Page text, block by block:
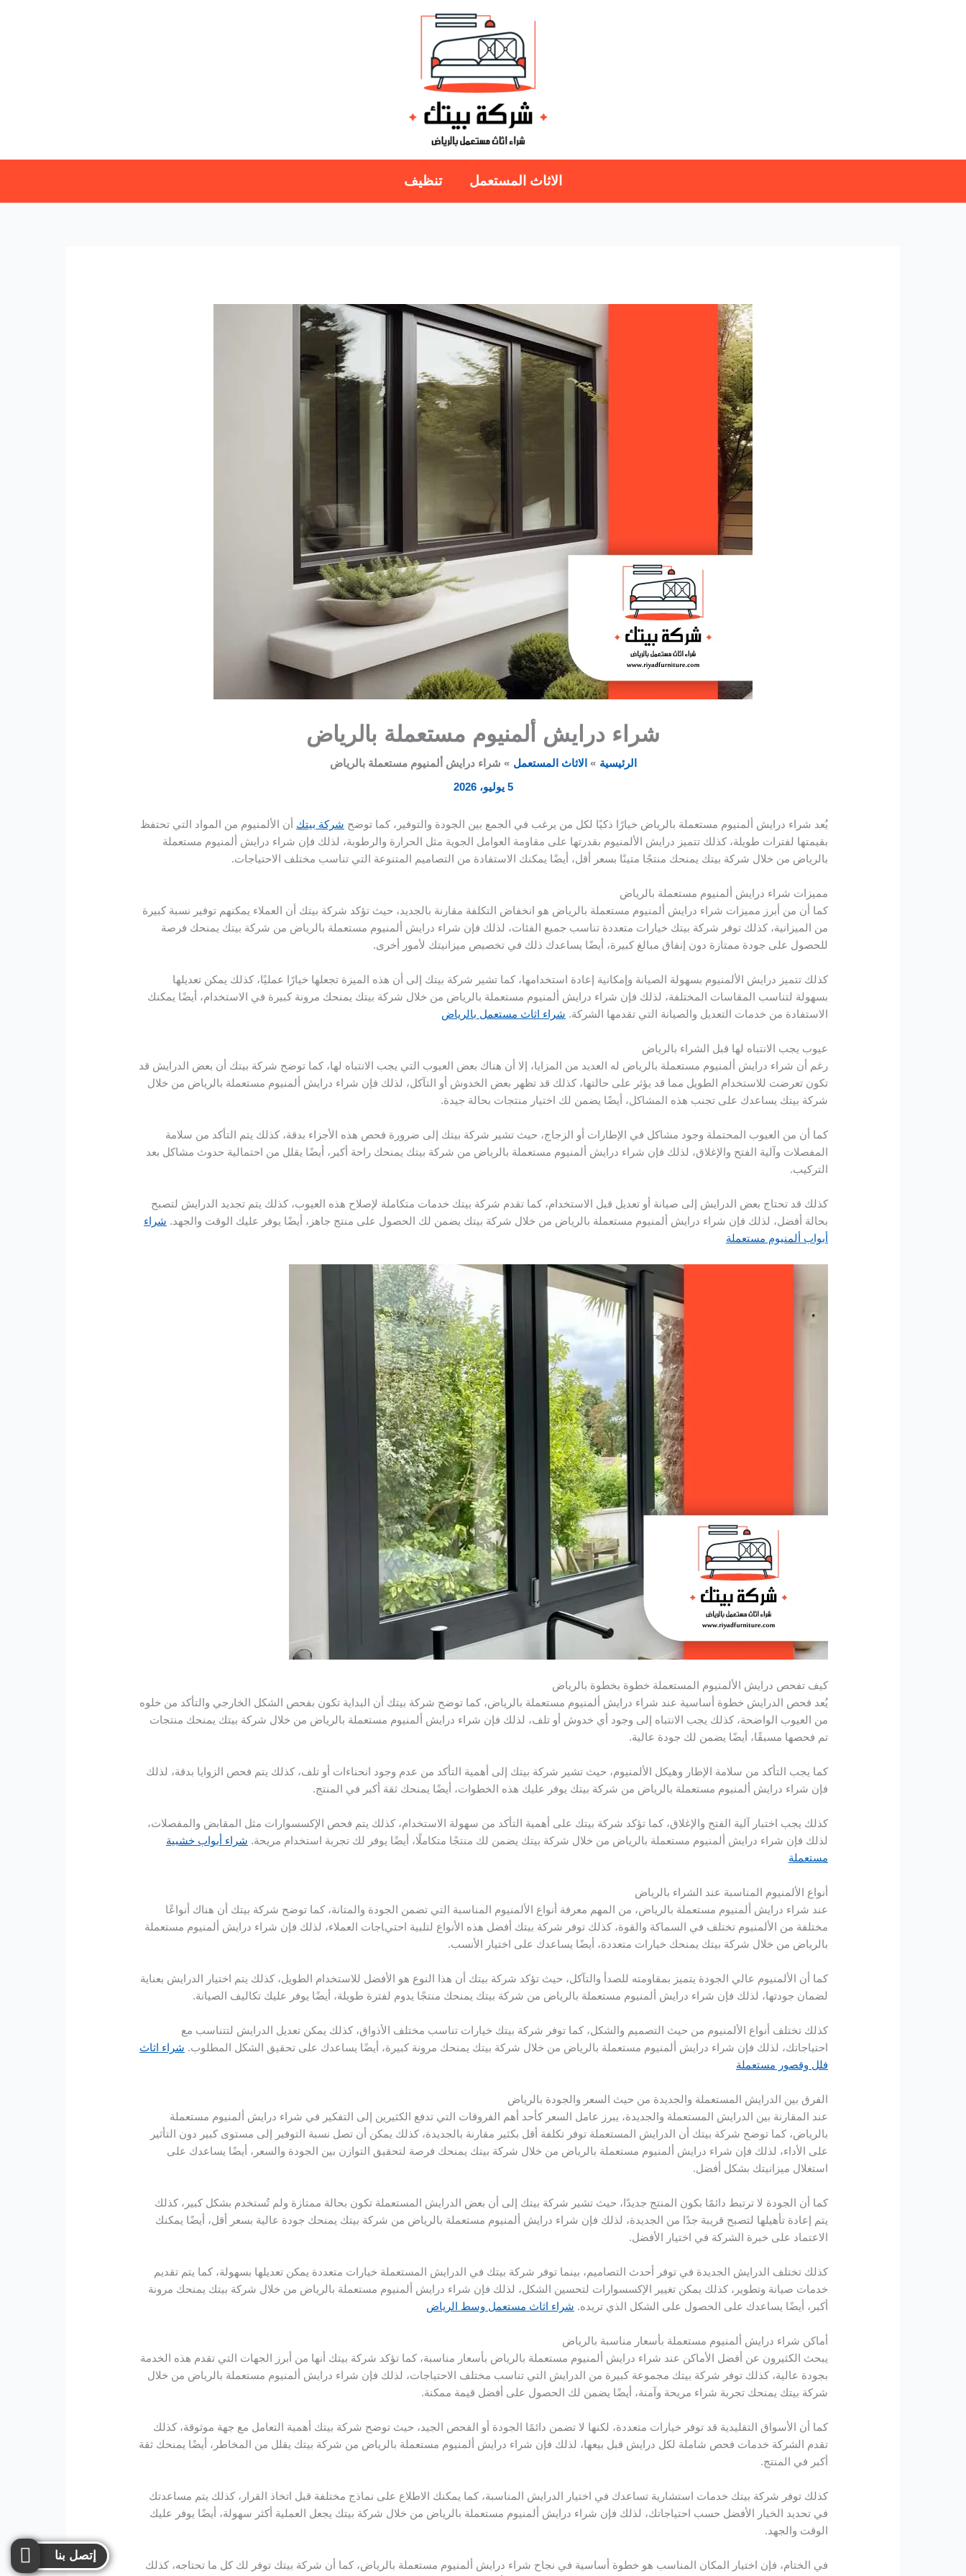
الاثاث المستعمل تنظيف
شراء درايش ألمنيوم مستعملة بالرياض
الرئيسية الاثاث المستعمل
شراء درايش ألمنيوم مستعملة بالرياض
5 يوليو، 2026
يُعد شراء درايش ألمنيوم مستعملة بالرياض خيارًا ذكيًا لكل من يرغب في الجمع بين الجودة والتوفير، كما توضح شركة بيتك أن الألمنيوم من المواد التي تحتفظ
بقيمتها لفترات طويلة، كذلك تتميز درايش الألمنيوم بقدرتها على مقاومة العوامل الجوية مثل الحرارة والرطوبة، لذلك فإن شراء درايش ألمنيوم مستعملة
بالرياض من خلال شركة بيتك يمنحك منتجًا متينًا بسعر أقل، أيضًا يمكنك الاستفادة من التصاميم المتنوعة التي تناسب مختلف الاحتياجات.
مميزات شراء درايش ألمنيوم مستعملة بالرياض
كما أن من أبرز مميزات شراء درايش ألمنيوم مستعملة بالرياض هو انخفاض التكلفة مقارنة بالجديد، حيث تؤكد شركة بيتك أن العملاء يمكنهم توفير نسبة كبيرة
من الميزانية، كذلك توفر شركة بيتك خيارات متعددة تناسب جميع الفئات، لذلك فإن شراء درايش ألمنيوم مستعملة بالرياض من شركة بيتك يمنحك فرصة
للحصول على جودة ممتازة دون إنفاق مبالغ كبيرة، أيضًا يساعدك ذلك في تخصيص ميزانيتك لأمور أخرى.
كذلك تتميز درايش الألمنيوم بسهولة الصيانة وإمكانية إعادة استخدامها، كما تشير شركة بيتك إلى أن هذه الميزة تجعلها خيارًا عمليًا، كذلك يمكن تعديلها
بسهولة لتناسب المقاسات المختلفة، لذلك فإن شراء درايش ألمنيوم مستعملة بالرياض من خلال شركة بيتك يمنحك مرونة كبيرة في الاستخدام، أيضًا يمكنك
الاستفادة من خدمات التعديل والصيانة التي تقدمها الشركة. شراء اثاث مستعمل بالرياض
عيوب يجب الانتباه لها قبل الشراء بالرياض
رغم أن شراء درايش ألمنيوم مستعملة بالرياض له العديد من المزايا، إلا أن هناك بعض العيوب التي يجب الانتباه لها، كما توضح شركة بيتك أن بعض الدرايش قد
تكون تعرضت للاستخدام الطويل مما قد يؤثر على حالتها، كذلك قد تظهر بعض الخدوش أو التآكل، لذلك فإن شراء درايش ألمنيوم مستعملة بالرياض من خلال
شركة بيتك يساعدك على تجنب هذه المشاكل، أيضًا يضمن لك اختيار منتجات بحالة جيدة.
كما أن من العيوب المحتملة وجود مشاكل في الإطارات أو الزجاج، حيث تشير شركة بيتك إلى ضرورة فحص هذه الأجزاء بدقة، كذلك يتم التأكد من سلامة
المفصلات وآلية الفتح والإغلاق، لذلك فإن شراء درايش ألمنيوم مستعملة بالرياض من شركة بيتك يمنحك راحة أكبر، أيضًا يقلل من احتمالية حدوث مشاكل بعد
التركيب.
كذلك قد تحتاج بعض الدرايش إلى صيانة أو تعديل قبل الاستخدام، كما تقدم شركة بيتك خدمات متكاملة لإصلاح هذه العيوب، كذلك يتم تجديد الدرايش لتصبح
بحالة أفضل، لذلك فإن شراء درايش ألمنيوم مستعملة بالرياض من خلال شركة بيتك يضمن لك الحصول على منتج جاهز، أيضًا يوفر عليك الوقت والجهد. شراء
أبواب ألمنيوم مستعملة
كيف تفحص درايش الألمنيوم المستعملة خطوة بخطوة بالرياض
يُعد فحص الدرايش خطوة أساسية عند شراء درايش ألمنيوم مستعملة بالرياض، كما توضح شركة بيتك أن البداية تكون بفحص الشكل الخارجي والتأكد من خلوه
من العيوب الواضحة، كذلك يجب الانتباه إلى وجود أي خدوش أو تلف، لذلك فإن شراء درايش ألمنيوم مستعملة بالرياض من خلال شركة بيتك يمنحك منتجات
تم فحصها مسبقًا، أيضًا يضمن لك جودة عالية.
كما يجب التأكد من سلامة الإطار وهيكل الألمنيوم، حيث تشير شركة بيتك إلى أهمية التأكد من عدم وجود انحناءات أو تلف، كذلك يتم فحص الزوايا بدقة، لذلك
فإن شراء درايش ألمنيوم مستعملة بالرياض من شركة بيتك يوفر عليك هذه الخطوات، أيضًا يمنحك ثقة أكبر في المنتج.
كذلك يجب اختبار آلية الفتح والإغلاق، كما تؤكد شركة بيتك على أهمية التأكد من سهولة الاستخدام، كذلك يتم فحص الإكسسوارات مثل المقابض والمفصلات،
لذلك فإن شراء درايش ألمنيوم مستعملة بالرياض من خلال شركة بيتك يضمن لك منتجًا متكاملًا، أيضًا يوفر لك تجربة استخدام مريحة. شراء أبواب خشبية
مستعملة
أنواع الألمنيوم المناسبة عند الشراء بالرياض
عند شراء درايش ألمنيوم مستعملة بالرياض، من المهم معرفة أنواع الألمنيوم المناسبة التي تضمن الجودة والمتانة، كما توضح شركة بيتك أن هناك أنواعًا
مختلفة من الألمنيوم تختلف في السماكة والقوة، كذلك توفر شركة بيتك أفضل هذه الأنواع لتلبية احتياجات العملاء، لذلك فإن شراء درايش ألمنيوم مستعملة
بالرياض من خلال شركة بيتك يمنحك خيارات متعددة، أيضًا يساعدك على اختيار الأنسب.
كما أن الألمنيوم عالي الجودة يتميز بمقاومته للصدأ والتآكل، حيث تؤكد شركة بيتك أن هذا النوع هو الأفضل للاستخدام الطويل، كذلك يتم اختيار الدرايش بعناية
لضمان جودتها، لذلك فإن شراء درايش ألمنيوم مستعملة بالرياض من شركة بيتك يمنحك منتجًا يدوم لفترة طويلة، أيضًا يوفر عليك تكاليف الصيانة.
كذلك تختلف أنواع الألمنيوم من حيث التصميم والشكل، كما توفر شركة بيتك خيارات تناسب مختلف الأذواق، كذلك يمكن تعديل الدرايش لتتناسب مع
احتياجاتك، لذلك فإن شراء درايش ألمنيوم مستعملة بالرياض من خلال شركة بيتك يمنحك مرونة كبيرة، أيضًا يساعدك على تحقيق الشكل المطلوب. شراء اثاث
فلل وقصور مستعملة
الفرق بين الدرايش المستعملة والجديدة من حيث السعر والجودة بالرياض
عند المقارنة بين الدرايش المستعملة والجديدة، يبرز عامل السعر كأحد أهم الفروقات التي تدفع الكثيرين إلى التفكير في شراء درايش ألمنيوم مستعملة
بالرياض، كما توضح شركة بيتك أن الدرايش المستعملة توفر تكلفة أقل بكثير مقارنة بالجديدة، كذلك يمكن أن تصل نسبة التوفير إلى مستوى كبير دون التأثير
على الأداء، لذلك فإن شراء درايش ألمنيوم مستعملة بالرياض من خلال شركة بيتك يمنحك فرصة لتحقيق التوازن بين الجودة والسعر، أيضًا يساعدك على
استغلال ميزانيتك بشكل أفضل.
كما أن الجودة لا ترتبط دائمًا بكون المنتج جديدًا، حيث تشير شركة بيتك إلى أن بعض الدرايش المستعملة تكون بحالة ممتازة ولم تُستخدم بشكل كبير، كذلك
يتم إعادة تأهيلها لتصبح قريبة جدًا من الجديدة، لذلك فإن شراء درايش ألمنيوم مستعملة بالرياض من شركة بيتك يمنحك جودة عالية بسعر أقل، أيضًا يمكنك
الاعتماد على خبرة الشركة في اختيار الأفضل.
كذلك تختلف الدرايش الجديدة في توفر أحدث التصاميم، بينما توفر شركة بيتك في الدرايش المستعملة خيارات متعددة يمكن تعديلها بسهولة، كما يتم تقديم
خدمات صيانة وتطوير، كذلك يمكن تغيير الإكسسوارات لتحسين الشكل، لذلك فإن شراء درايش ألمنيوم مستعملة بالرياض من خلال شركة بيتك يمنحك مرونة
أكبر، أيضًا يساعدك على الحصول على الشكل الذي تريده. شراء اثاث مستعمل وسط الرياض
أماكن شراء درايش ألمنيوم مستعملة بأسعار مناسبة بالرياض
يبحث الكثيرون عن أفضل الأماكن عند شراء درايش ألمنيوم مستعملة بالرياض بأسعار مناسبة، كما تؤكد شركة بيتك أنها من أبرز الجهات التي تقدم هذه الخدمة
بجودة عالية، كذلك توفر شركة بيتك مجموعة كبيرة من الدرايش التي تناسب مختلف الاحتياجات، لذلك فإن شراء درايش ألمنيوم مستعملة بالرياض من خلال
شركة بيتك يمنحك تجربة شراء مريحة وآمنة، أيضًا يضمن لك الحصول على أفضل قيمة ممكنة.
كما أن الأسواق التقليدية قد توفر خيارات متعددة، لكنها لا تضمن دائمًا الجودة أو الفحص الجيد، حيث توضح شركة بيتك أهمية التعامل مع جهة موثوقة، كذلك
تقدم الشركة خدمات فحص شاملة لكل درايش قبل بيعها، لذلك فإن شراء درايش ألمنيوم مستعملة بالرياض من شركة بيتك يقلل من المخاطر، أيضًا يمنحك ثقة
أكبر في المنتج.
كذلك توفر شركة بيتك خدمات استشارية تساعدك في اختيار الدرايش المناسبة، كما يمكنك الاطلاع على نماذج مختلفة قبل اتخاذ القرار، كذلك يتم مساعدتك
في تحديد الخيار الأفضل حسب احتياجاتك، لذلك فإن شراء درايش ألمنيوم مستعملة بالرياض من خلال شركة بيتك يجعل العملية أكثر سهولة، أيضًا يوفر عليك
الوقت والجهد.
في الختام، فإن اختيار المكان المناسب هو خطوة أساسية في نجاح شراء درايش ألمنيوم مستعملة بالرياض، كما أن شركة بيتك توفر لك كل ما تحتاجه، كذلك
إتصل بنا